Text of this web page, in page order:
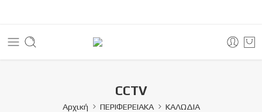
CCTV
Αρχική ΠΕΡΙΦΕΡΕΙΑΚΑ ΚΑΛΩΔΙΑ